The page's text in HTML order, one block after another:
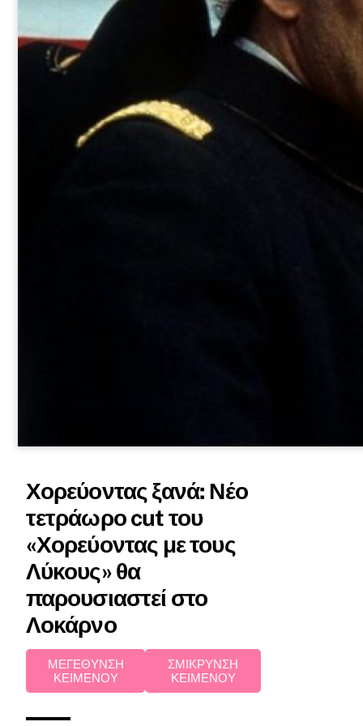
Χορεύοντας ξανά: Νέο
τετράωρο cut του
«Χορεύοντας με τους
Λύκους» θα
παρουσιαστεί στο
Λοκάρνο
ΜΕΓΕΘΥΝΣΗ
ΚΕΙΜΕΝΟΥ
ΣΜΙΚΡΥΝΣΗ
ΚΕΙΜΕΝΟΥ